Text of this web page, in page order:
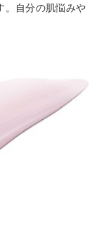
。自分の肌悩みや